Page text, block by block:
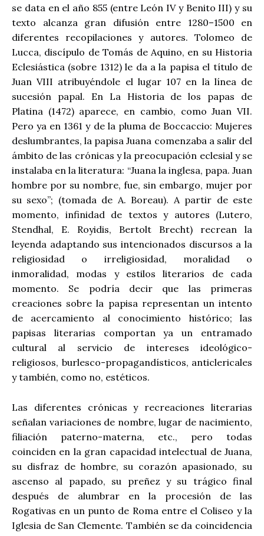
se data en el año 855 (entre León IV y Benito III) y su
texto alcanza gran difusión entre 1280–1500 en
diferentes recopilaciones y autores. Tolomeo de
Lucca, discípulo de Tomás de Aquino, en su Historia
Eclesiástica (sobre 1312) le da a la papisa el título de
Juan VIII atribuyéndole el lugar 107 en la línea de
sucesión papal. En La Historia de los papas de
Platina (1472) aparece, en cambio, como Juan VII.
Pero ya en 1361 y de la pluma de Boccaccio: Mujeres
deslumbrantes, la papisa Juana comenzaba a salir del
ámbito de las crónicas y la preocupación eclesial y se
instalaba en la literatura: “Juana la inglesa, papa. Juan
hombre por su nombre, fue, sin embargo, mujer por
su sexo”; (tomada de A. Boreau). A partir de este
momento, infinidad de textos y autores (Lutero,
Stendhal, E. Royidis, Bertolt Brecht) recrean la
leyenda adaptando sus intencionados discursos a la
religiosidad o irreligiosidad, moralidad o
inmoralidad, modas y estilos literarios de cada
momento. Se podría decir que las primeras
creaciones sobre la papisa representan un intento
de acercamiento al conocimiento histórico; las
papisas literarias comportan ya un entramado
cultural al servicio de intereses ideológico-
religiosos, burlesco-propagandísticos, anticlericales
y también, como no, estéticos.
Las diferentes crónicas y recreaciones literarias
señalan variaciones de nombre, lugar de nacimiento,
filiación paterno-materna, etc., pero todas
coinciden en la gran capacidad intelectual de Juana,
su disfraz de hombre, su corazón apasionado, su
ascenso al papado, su preñez y su trágico final
después de alumbrar en la procesión de las
Rogativas en un punto de Roma entre el Coliseo y la
Iglesia de San Clemente. También se da coincidencia